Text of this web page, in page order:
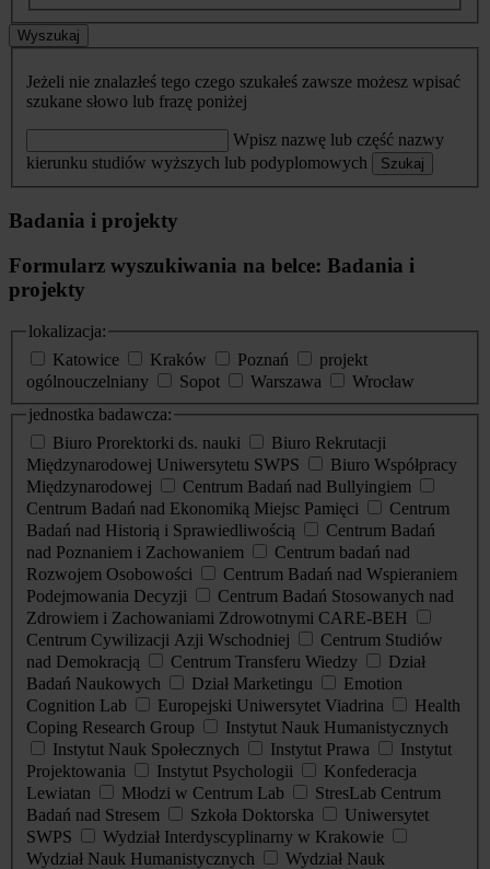
Wyszukaj
Jeżeli nie znalazłeś tego czego szukałeś zawsze możesz wpisać
szukane słowo lub frazę poniżej
Wpisz nazwę lub część nazwy
kierunku studiów wyższych lub podyplomowych
Szukaj
Badania i projekty
Formularz wyszukiwania na belce: Badania i
projekty
lokalizacja:
Katowice
Kraków Poznań
projekt
ogólnouczelniany
Sopot Warszawa
Wrocław
jednostka badawcza:
Biuro Prorektorki ds. nauki
Biuro Rekrutacji
Międzynarodowej Uniwersytetu SWPS
Biuro Współpracy
Międzynarodowej
Centrum Badań nad Bullyingiem
Centrum Badań nad Ekonomiką Miejsc Pamięci
Centrum
Badań nad Historią i Sprawiedliwością
Centrum Badań
nad Poznaniem i Zachowaniem
Centrum badań nad
Rozwojem Osobowości
Centrum Badań nad Wspieraniem
Podejmowania Decyzji
Centrum Badań Stosowanych nad
Zdrowiem i Zachowaniami Zdrowotnymi CARE-BEH
Centrum Cywilizacji Azji Wschodniej
Centrum Studiów
nad Demokracją
Centrum Transferu Wiedzy
Dział
Badań Naukowych
Dział Marketingu
Emotion
Cognition Lab
Europejski Uniwersytet Viadrina
Health
Coping Research Group
Instytut Nauk Humanistycznych
Instytut Nauk Społecznych
Instytut Prawa
Instytut
Projektowania
Instytut Psychologii
Konfederacja
Lewiatan
Młodzi w Centrum Lab
StresLab Centrum
Badań nad Stresem
Szkoła Doktorska
Uniwersytet
SWPS
Wydział Interdyscyplinarny w Krakowie
Wydział Nauk Humanistycznych
Wydział Nauk